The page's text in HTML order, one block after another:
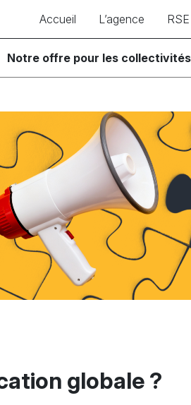
Accueil L’agence RSE
Notre offre pour les collectivités
globale ?